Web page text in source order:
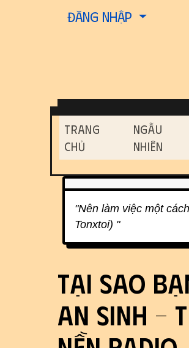
Site
Đăng nhập
Navigation
Trang
Chủ
Ngẫu
Nhiên
Related
"Nên làm việc một
Tonxtoi) "
Tại sao
An Sinh -